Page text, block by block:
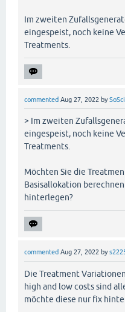
Im zweiten
eingespeist, noch keine
Treatments.
commented Aug 27, 2022 by
> Im zweiten
eingespeist, noch keine
Treatments.
Möchten Sie die
Basisallokation
hinterlegen?
commented Aug 27, 2022 by
Die Treatment
high and low costs sind
möchte diese nur fix